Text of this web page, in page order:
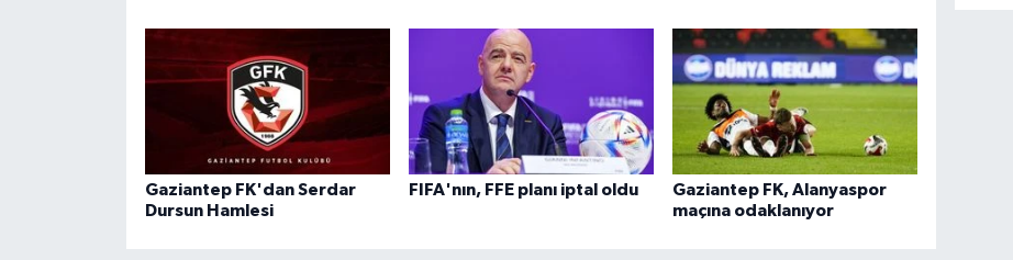
Gaziantep FK'dan Serdar
Dursun Hamlesi
FIFA'nın, FFE planı iptal oldu
Gaziantep FK, Alanyaspor
maçına odaklanıyor